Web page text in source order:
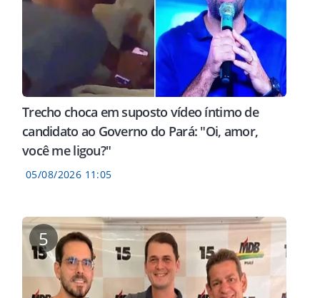
RELATÓRIO
Trecho choca em suposto vídeo íntimo de
candidato ao Governo do Pará: "Oi, amor,
você me ligou?"
05/08/2026 11:05
5